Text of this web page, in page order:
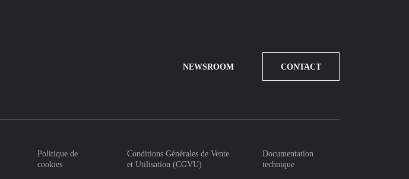
NEWSROOM CONTACT
Politique de
cookies
Conditions Générales de Vente
et Utilisation (CGVU)
Documentation
technique